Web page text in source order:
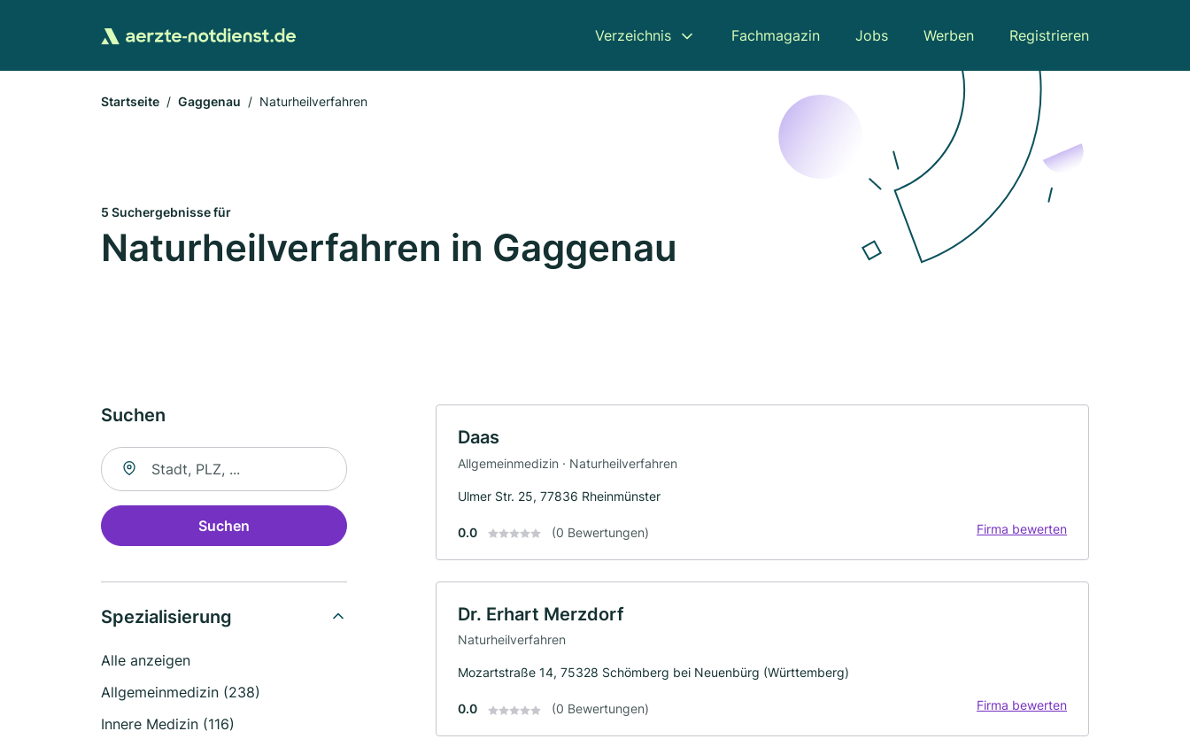
Verzeichnis Fachmagazin Jobs Werben Registrieren
Startseite Gaggenau Naturheilverfahren
5 Suchergebnisse für
Naturheilverfahren in Gaggenau
Suchen
Suche nach Ort
Suchen
Spezialisierung
Alle anzeigen
Allgemeinmedizin (238)
Innere Medizin (116)
Daas
Allgemeinmedizin · Naturheilverfahren
Ulmer Str. 25, 77836 Rheinmünster
0.0 (0 Bewertungen) Firma bewerten
Dr. Erhart Merzdorf
Naturheilverfahren
Mozartstraße 14, 75328 Schömberg bei Neuenbürg (Württemberg)
0.0 (0 Bewertungen) Firma bewerten